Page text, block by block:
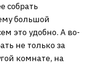
собрать
большой
это удобно. А во-
не только за
комнате, на